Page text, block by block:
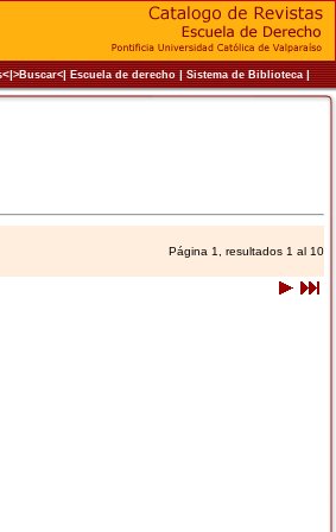
<|>Buscar<|Escuela de derecho|Sistema de Biblioteca|
Página 1, resultados 1 al 10